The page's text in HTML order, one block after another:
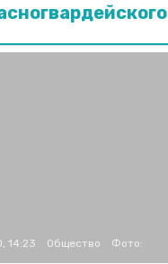
14:23 Общество Фото: